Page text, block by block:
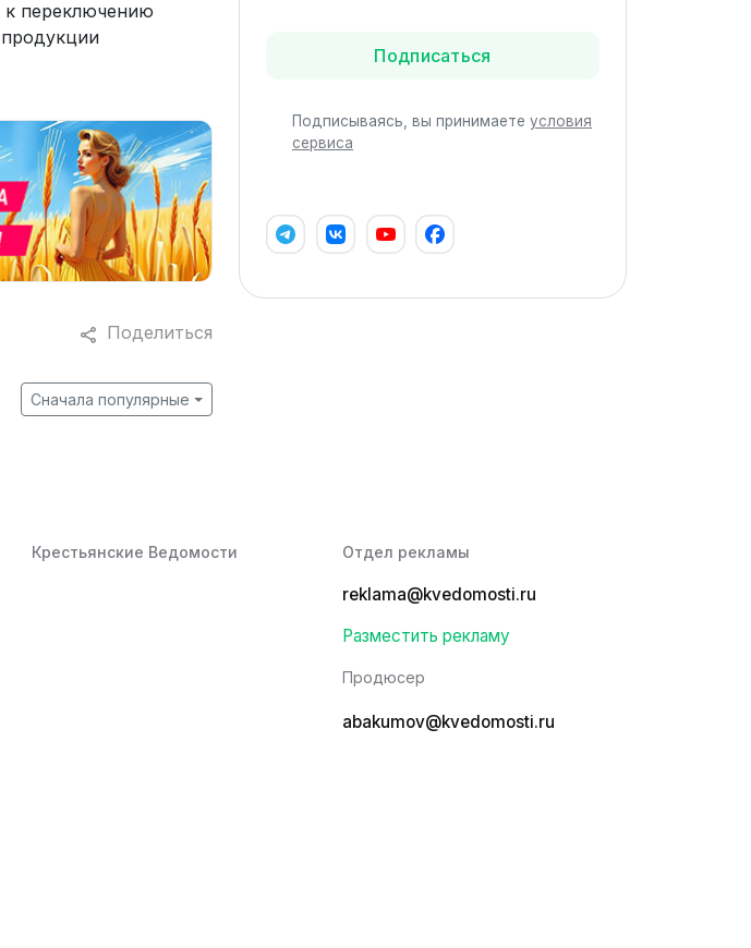
к переключению
Поделиться
Сначала популярные
Подписаться
Подписываясь, вы принимаете условия
сервиса
Крестьянские Ведомости Отдел рекламы
reklama@kvedomosti.ru
Разместить рекламу
Продюсер
abakumov@kvedomosti.ru